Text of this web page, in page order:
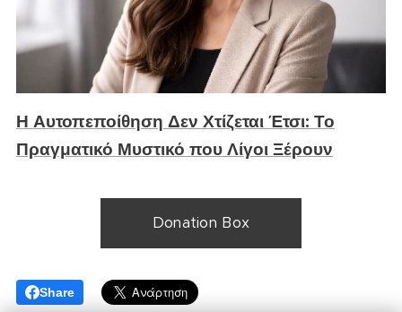
Η Αυτοπεποίθηση Δεν Χτίζεται Έτσι: Το
Πραγματικό Μυστικό που Λίγοι Ξέρουν
Donation Box
Share